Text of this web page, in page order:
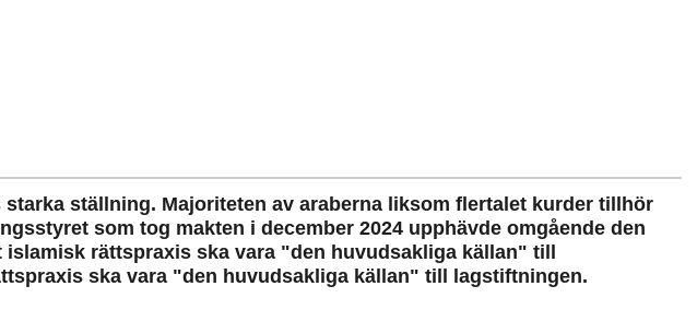
ställning. Majoriteten av araberna liksom flertalet kurder tillhör
som tog makten i december 2024 upphävde omgående den
rättspraxis ska vara "den huvudsakliga källan" till
ska vara "den huvudsakliga källan" till lagstiftningen.